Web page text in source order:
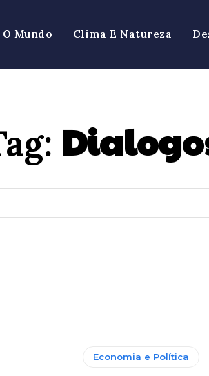
Mundo Clima E Natureza
Economia e Política